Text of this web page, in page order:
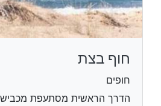
חוף בצת
חופים